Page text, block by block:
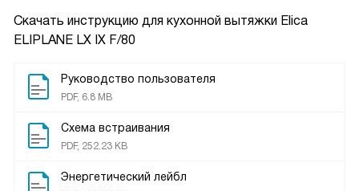
Скачать инструкцию для кухонной вытяжки Elica
ELIPLANE LX IX F/80
Руководство пользователя
PDF, 6.8 MB
Схема встраивания
PDF, 252.23 KB
Энергетический лейбл